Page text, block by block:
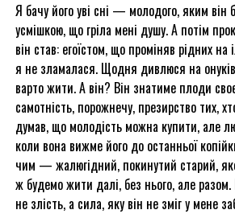
Я бачу його уві сні — молодого, яким він
усмішкою, що гріла мені душу. А потім
він став: егоїстом, що проміняв рідних на
я не зламалася. Щодня дивлюся на
варто жити. А він? Він знатиме плоди
самотність, порожнечу, презирство тих,
думав, що молодість можна купити, але
коли вона вижме його до останньої
чим — жалюгідний, покинутий старий,
ж будемо жити далі, без нього, але
не злість, а сила, яку він не зміг у мене